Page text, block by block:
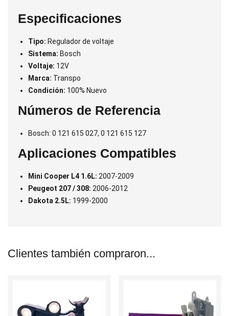
Especificaciones
Tipo: Regulador de voltaje
Sistema: Bosch
Voltaje: 12V
Marca: Transpo
Condición: 100% Nuevo
Números de Referencia
Bosch: 0 121 615 027, 0 121 615 127
Aplicaciones Compatibles
Mini Cooper L4 1.6L: 2007-2009
Peugeot 207 / 308: 2006-2012
Dakota 2.5L: 1999-2000
Clientes también compraron...